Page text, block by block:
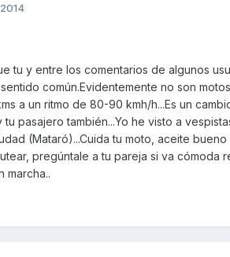
tu y entre los comentarios de algunos
común.Evidentemente no son
a un ritmo de 80-90 kmh/h...Es un
pasajero también...Yo he visto a
(Mataró)...Cuida tu moto, aceite
pregúntale a tu pareja si va cómoda
marcha..